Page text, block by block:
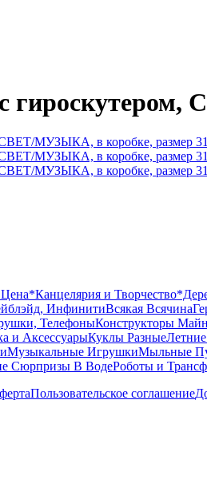
*Канцелярия и Творчество
ИнфинитиВсякая Всячина
ТелефоныКонструкторы
и АксессуарыКуклы Разные
Музыкальные ИгрушкиМыльные
Сюрпризы В ВодеРоботы и
Пользовательское соглашение